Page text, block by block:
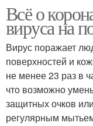
Всё о
вируса на
Вирус поражает
поверхностей и
не менее 23 раз в
что возможно
защитных очков
регулярным